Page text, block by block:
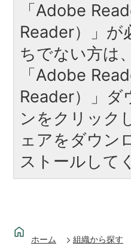
「Adobe
Reader）」が
ちでない方は
「Adobe
Reader）」ダ
ンをクリック
ェアをダウン
ストールして
ホーム 組織から探す